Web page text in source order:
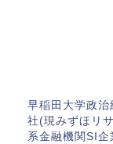
早稲田大学政
社(現みずほリ
系金融機関SI